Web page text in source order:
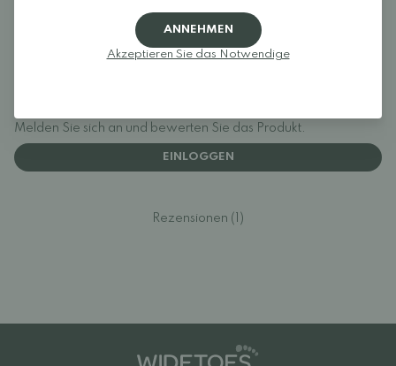
Melden Sie sich an und bewerten Sie das Produkt.
EINLOGGEN
Rezensionen (1)
ANNEHMEN
Akzeptieren Sie das Notwendige